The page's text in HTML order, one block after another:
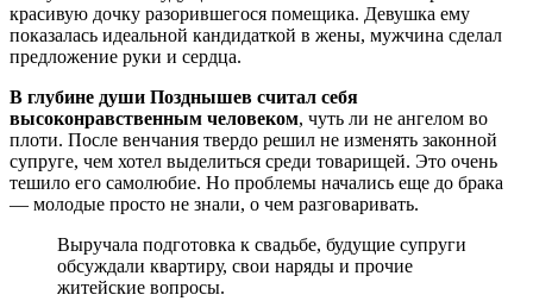
красивую дочку разорившегося помещика. Девушка ему
показалась идеальной кандидаткой в жены, мужчина сделал
предложение руки и сердца.
В глубине души Позднышев считал себя
высоконравственным человеком, чуть ли не ангелом во
плоти. После венчания твердо решил не изменять законной
супруге, чем хотел выделиться среди товарищей. Это очень
тешило его самолюбие. Но проблемы начались еще до брака
— молодые просто не знали, о чем разговаривать.
Выручала подготовка к свадьбе, будущие супруги
обсуждали квартиру, свои наряды и прочие
житейские вопросы.